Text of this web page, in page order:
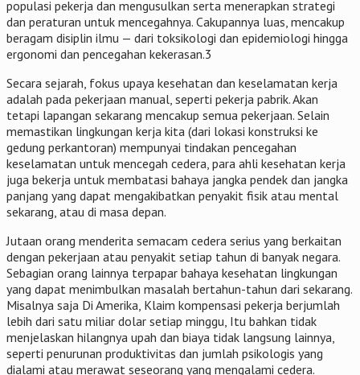
populasi pekerja dan mengusulkan serta menerapkan strategi
dan peraturan untuk mencegahnya. Cakupannya luas, mencakup
beragam disiplin ilmu — dari toksikologi dan epidemiologi hingga
ergonomi dan pencegahan kekerasan.3
Secara sejarah, fokus upaya kesehatan dan keselamatan kerja
adalah pada pekerjaan manual, seperti pekerja pabrik. Akan
tetapi lapangan sekarang mencakup semua pekerjaan. Selain
memastikan lingkungan kerja kita (dari lokasi konstruksi ke
gedung perkantoran) mempunyai tindakan pencegahan
keselamatan untuk mencegah cedera, para ahli kesehatan kerja
juga bekerja untuk membatasi bahaya jangka pendek dan jangka
panjang yang dapat mengakibatkan penyakit fisik atau mental
sekarang, atau di masa depan.
Jutaan orang menderita semacam cedera serius yang berkaitan
dengan pekerjaan atau penyakit setiap tahun di banyak negara.
Sebagian orang lainnya terpapar bahaya kesehatan lingkungan
yang dapat menimbulkan masalah bertahun-tahun dari sekarang.
Misalnya saja Di Amerika, Klaim kompensasi pekerja berjumlah
lebih dari satu miliar dolar setiap minggu, Itu bahkan tidak
menjelaskan hilangnya upah dan biaya tidak langsung lainnya,
seperti penurunan produktivitas dan jumlah psikologis yang
dialami atau merawat seseorang yang mengalami cedera.